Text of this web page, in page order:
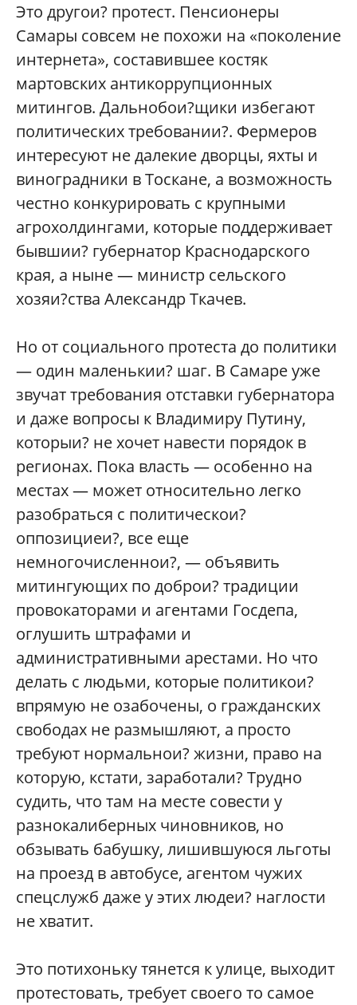
Это другои? протест. Пенсионеры
Самары совсем не похожи на «поколение
интернета», составившее костяк
мартовских антикоррупционных
митингов. Дальнобои?щики избегают
политических требовании?. Фермеров
интересуют не далекие дворцы, яхты и
виноградники в Тоскане, а возможность
честно конкурировать с крупными
агрохолдингами, которые поддерживает
бывшии? губернатор Краснодарского
края, а ныне — министр сельского
хозяи?ства Александр Ткачев.
Но от социального протеста до политики
— один маленькии? шаг. В Самаре уже
звучат требования отставки губернатора
и даже вопросы к Владимиру Путину,
которыи? не хочет навести порядок в
регионах. Пока власть — особенно на
местах — может относительно легко
разобраться с политическои?
оппозициеи?, все еще
немногочисленнои?, — объявить
митингующих по доброи? традиции
провокаторами и агентами Госдепа,
оглушить штрафами и
административными арестами. Но что
делать с людьми, которые политикои?
впрямую не озабочены, о гражданских
свободах не размышляют, а просто
требуют нормальнои? жизни, право на
которую, кстати, заработали? Трудно
судить, что там на месте совести у
разнокалиберных чиновников, но
обзывать бабушку, лишившуюся льготы
на проезд в автобусе, агентом чужих
спецслужб даже у этих людеи? наглости
не хватит.
Это потихоньку тянется к улице, выходит
протестовать, требует своего то самое